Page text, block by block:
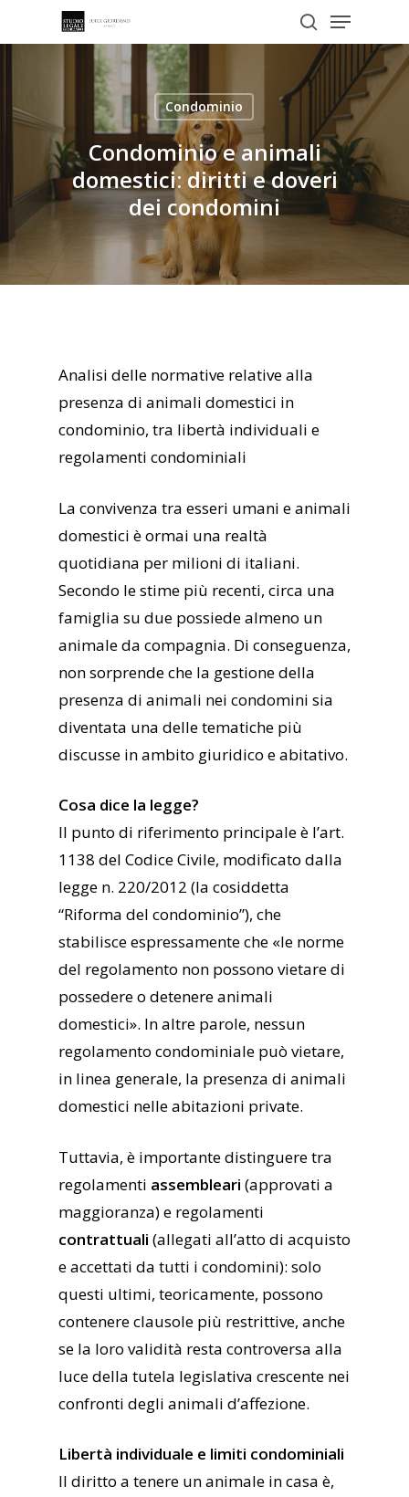
to
search
Menu
Condominio
Condominio e animali
domestici: diritti e doveri
dei condomini
Analisi delle normative relative alla
presenza di animali domestici in
condominio, tra libertà individuali e
regolamenti condominiali
La convivenza tra esseri umani e animali
domestici è ormai una realtà
quotidiana per milioni di italiani.
Secondo le stime più recenti, circa una
famiglia su due possiede almeno un
animale da compagnia. Di conseguenza,
non sorprende che la gestione della
presenza di animali nei condomini sia
diventata una delle tematiche più
discusse in ambito giuridico e abitativo.
Cosa dice la legge?
Il punto di riferimento principale è l’art.
1138 del Codice Civile, modificato dalla
legge n. 220/2012 (la cosiddetta
“Riforma del condominio”), che
stabilisce espressamente che «le norme
del regolamento non possono vietare di
possedere o detenere animali
domestici». In altre parole, nessun
regolamento condominiale può vietare,
in linea generale, la presenza di animali
domestici nelle abitazioni private.
Tuttavia, è importante distinguere tra
regolamenti assembleari (approvati a
maggioranza) e regolamenti
contrattuali (allegati all’atto di acquisto
e accettati da tutti i condomini): solo
questi ultimi, teoricamente, possono
contenere clausole più restrittive, anche
se la loro validità resta controversa alla
luce della tutela legislativa crescente nei
confronti degli animali d’affezione.
Libertà individuale e limiti condominiali
Il diritto a tenere un animale in casa è,
Close
Menu